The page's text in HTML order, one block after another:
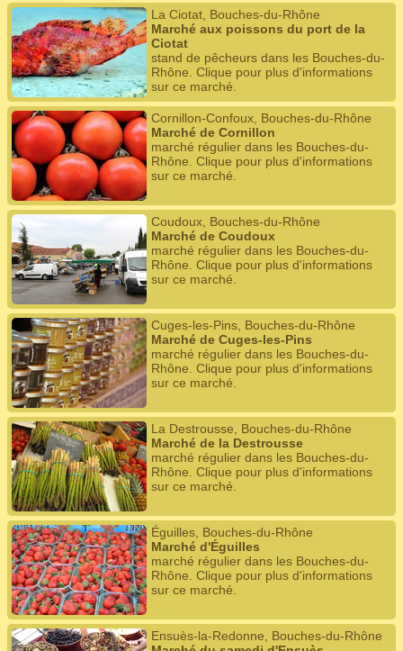
La Ciotat, Bouches-du-Rhône
Marché aux poissons du port de la
Ciotat
stand de pêcheurs dans les Bouches-du-
Rhône. Clique pour plus d'informations
sur ce marché.
Cornillon-Confoux, Bouches-du-Rhône
Marché de Cornillon
marché régulier dans les Bouches-du-
Rhône. Clique pour plus d'informations
sur ce marché.
Coudoux, Bouches-du-Rhône
Marché de Coudoux
marché régulier dans les Bouches-du-
Rhône. Clique pour plus d'informations
sur ce marché.
Cuges-les-Pins, Bouches-du-Rhône
Marché de Cuges-les-Pins
marché régulier dans les Bouches-du-
Rhône. Clique pour plus d'informations
sur ce marché.
La Destrousse, Bouches-du-Rhône
Marché de la Destrousse
marché régulier dans les Bouches-du-
Rhône. Clique pour plus d'informations
sur ce marché.
Éguilles, Bouches-du-Rhône
Marché d'Éguilles
marché régulier dans les Bouches-du-
Rhône. Clique pour plus d'informations
sur ce marché.
Ensuès-la-Redonne, Bouches-du-Rhône